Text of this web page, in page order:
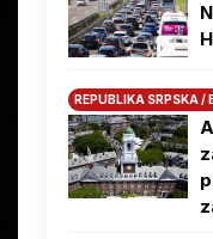
REPUBLIKA SRPSKA /